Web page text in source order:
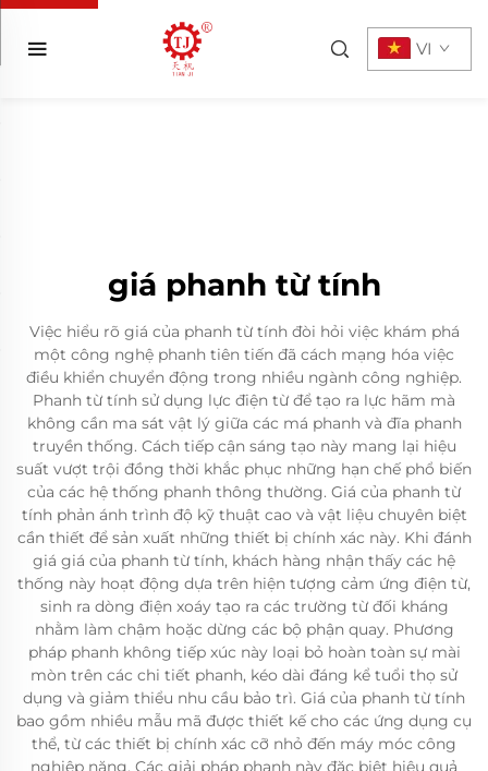
VI
giá phanh từ tính
Việc hiểu rõ giá của phanh từ tính đòi hỏi việc khám phá
một công nghệ phanh tiên tiến đã cách mạng hóa việc
điều khiển chuyển động trong nhiều ngành công nghiệp.
Phanh từ tính sử dụng lực điện từ để tạo ra lực hãm mà
không cần ma sát vật lý giữa các má phanh và đĩa phanh
truyền thống. Cách tiếp cận sáng tạo này mang lại hiệu
suất vượt trội đồng thời khắc phục những hạn chế phổ biến
của các hệ thống phanh thông thường. Giá của phanh từ
tính phản ánh trình độ kỹ thuật cao và vật liệu chuyên biệt
cần thiết để sản xuất những thiết bị chính xác này. Khi đánh
giá giá của phanh từ tính, khách hàng nhận thấy các hệ
thống này hoạt động dựa trên hiện tượng cảm ứng điện từ,
sinh ra dòng điện xoáy tạo ra các trường từ đối kháng
nhằm làm chậm hoặc dừng các bộ phận quay. Phương
pháp phanh không tiếp xúc này loại bỏ hoàn toàn sự mài
mòn trên các chi tiết phanh, kéo dài đáng kể tuổi thọ sử
dụng và giảm thiểu nhu cầu bảo trì. Giá của phanh từ tính
bao gồm nhiều mẫu mã được thiết kế cho các ứng dụng cụ
thể, từ các thiết bị chính xác cỡ nhỏ đến máy móc công
nghiệp nặng. Các giải pháp phanh này đặc biệt hiệu quả